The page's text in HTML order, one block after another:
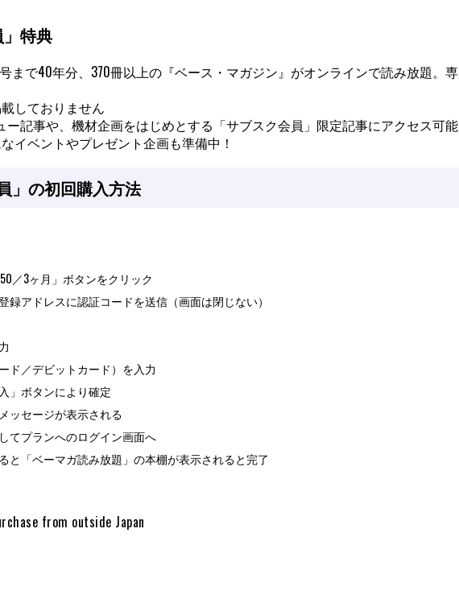
」特典
まで40年分、370冊以上の『ベース・マガジン』がオンラインで読み放題。
しておりません
記事や、機材企画をはじめとする「サブスク会員」限定記事にアクセス可能
イベントやプレゼント企画も準備中！
」の初回購入方法
／3ヶ月」ボタンをクリック
録アドレスに認証コードを送信（画面は閉じない）
ド／デビットカード）を入力
」ボタンにより確定
ッセージが表示される
てプランへのログイン画面へ
と「ベーマガ読み放題」の本棚が表示されると完了
from outside Japan